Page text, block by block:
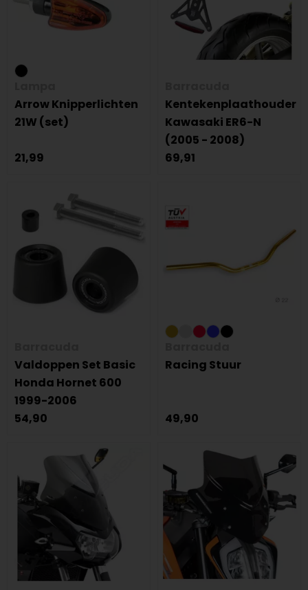
Arrow Knipperlichten
21W (set)
21,99
Kentekenplaathouder
Kawasaki ER6-N
(2005 - 2008)
69,91
Valdoppen Set Basic
Honda Hornet 600
1999-2006
54,90
Racing Stuur
49,90